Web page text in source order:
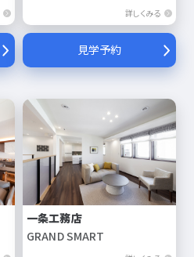
詳しくみる
見学予約
一条工務店
GRAND SMART